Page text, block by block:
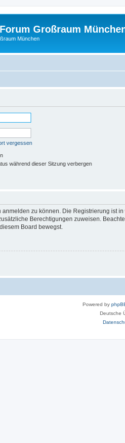
Großraum
München
vergessen
während dieser Sitzung verbergen
anmelden zu können. Die Registrierung
Berechtigungen zuweisen.
Board bewegst.
Powered by
Deutsche